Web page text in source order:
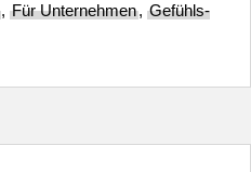
, Für Unternehmen, Gefühls-